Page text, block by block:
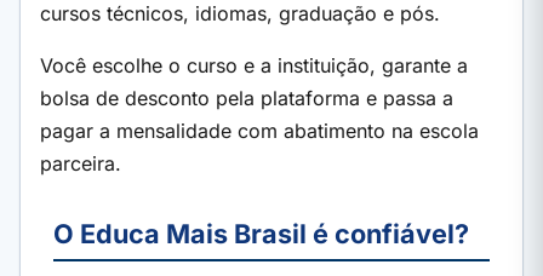
cursos técnicos, idiomas, graduação e pós.
Você escolhe o curso e a instituição, garante a
bolsa de desconto pela plataforma e passa a
pagar a mensalidade com abatimento na escola
parceira.
O Educa Mais Brasil é confiável?